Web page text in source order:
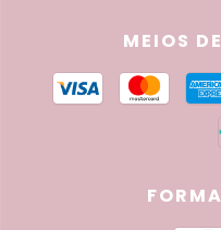
MEIOS